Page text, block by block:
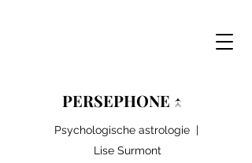
PERSEPHONE ↑
Psychologische astrologie |
Lise Surmont